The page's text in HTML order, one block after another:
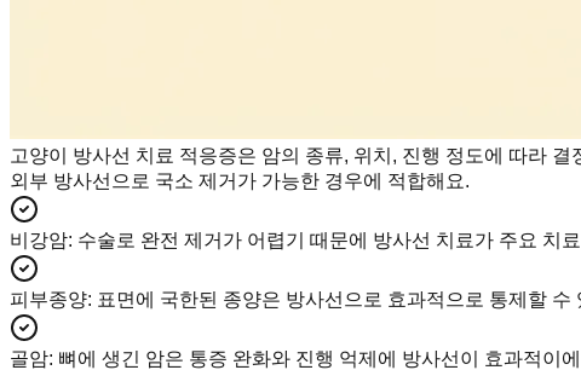
고양이 방사선 치료 적응증은 암의 종류, 위치, 진행 정도에 따라
외부 방사선으로 국소 제거가 가능한 경우에 적합해요.
비강암: 수술로 완전 제거가 어렵기 때문에 방사선 치료가 주요 치
피부종양: 표면에 국한된 종양은 방사선으로 효과적으로 통제할 수
골암: 뼈에 생긴 암은 통증 완화와 진행 억제에 방사선이 효과적이